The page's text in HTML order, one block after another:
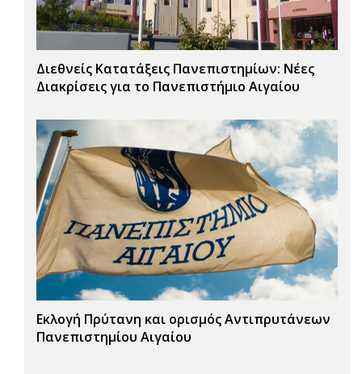
Διεθνείς Κατατάξεις Πανεπιστημίων: Νέες
Διακρίσεις για το Πανεπιστήμιο Αιγαίου
Εκλογή Πρύτανη και ορισμός Αντιπρυτάνεων
Πανεπιστημίου Αιγαίου